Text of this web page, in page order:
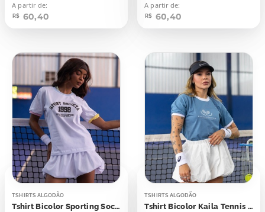
A partir de:
R$ 60,40
A partir de:
R$ 60,40
TSHIRTS ALGODÃO
Tshirt Bicolor Sporting Society
TSHIRTS ALGODÃO
Tshirt Bicolor Kaila Tennis Club